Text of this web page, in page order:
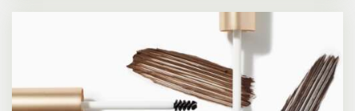
meerdere
variaties.
optie
kan
gekozen
worden